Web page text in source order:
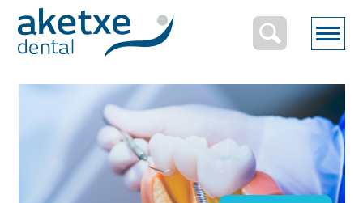
L
Inicio / Servicios odontólogicos Implantes
Implantes